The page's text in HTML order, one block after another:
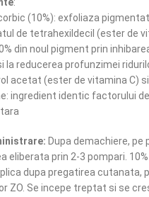
(10%): exfoliaza
de tetrahexildecil (ester de
din noul pigment prin
la reducerea profunzimei
acetat (ester de vitamina C)
ingredient identic factorului
Dupa demachiere,
eliberata prin 2-3 pompari.
dupa pregatirea cutanata,
ZO. Se incepe treptat si se